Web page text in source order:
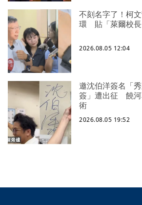
不刻名字了！柯
環 貼「萊爾校
2026.08.05 12:04
邀沈伯洋簽名「
簽」遭出征 饒河
術
2026.08.05 19:52